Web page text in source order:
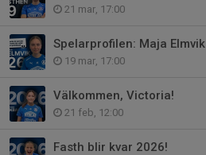
21 mar, 17:00
Spelarprofilen: Maja Elmvik
19 mar, 17:00
Välkommen, Victoria!
21 feb, 12:00
Fasth blir kvar 2026!